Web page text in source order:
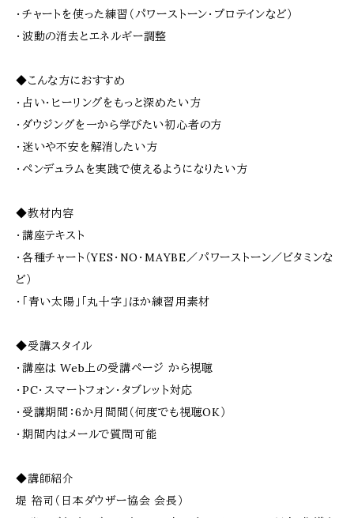
・チャートを使った練習（パワーストーン・プロテインなど）
・波動の消去とエネルギー調整
◆こんな方におすすめ
・占い・ヒーリングをもっと深めたい方
・ダウジングを一から学びたい初心者の方
・迷いや不安を解消したい方
・ペンデュラムを実践で使えるようになりたい方
◆教材内容
・講座テキスト
・各種チャート（YES・NO・MAYBE／パワーストーン／ビタミンな
ど）
・「青い太陽」「丸十字」ほか練習用素材
◆受講スタイル
・講座は Web上の受講ページ から視聴
・PC・スマートフォン・タブレット対応
・受講期間：6か月間間（何度でも視聴OK）
・期間内はメールで質問可能
◆講師紹介
堤 裕司（日本ダウザー協会 会長）